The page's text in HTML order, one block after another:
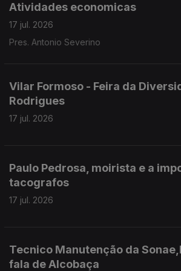
Atividades economicas
17 jul. 2026
Pres. Antonio Severino
Vilar Formoso - Feira da
Rodrigues
17 jul. 2026
Paulo Pedrosa, moirista e a
tacografos
17 jul. 2026
Tecnico Manutenção da
fala de Alcobaça